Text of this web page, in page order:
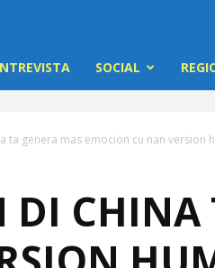
SOCIAL
ta genera mas emocion cu nan version
DI CHINA